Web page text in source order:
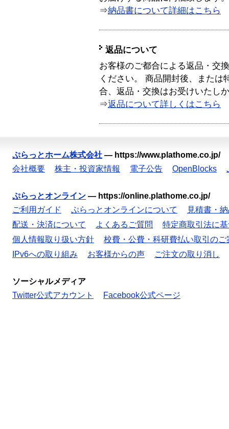
⇒納品書について詳細はこちら
返品について
お客様のご都合による返品・交
ください。 商品開封後、または
合、返品・交換はお受けいたし
⇒返品について詳しくはこちら
ぷらっとホーム株式会社 — https://www.plathome.co.jp/
会社概要
株主・投資家情報 電子公告 OpenBlocks
ぷらっとオンライン — https://online.plathome.co.jp/
ご利用ガイド
ぷらっとオンラインについて
見積書・
配送・決済について
よくあるご質問
特定商取引法に
個人情報取り扱い方針
校費・公費・科研費払い取引のご
IPv6への取り組み
お客様からの声 ご注文の取り消し
ソーシャルメディア
Twitter公式アカウント
Facebook公式ページ